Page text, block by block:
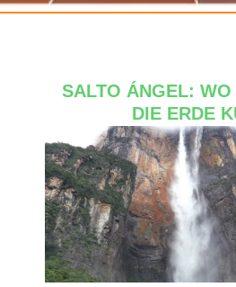
SALTO ÁNGEL:
DIE ERDE